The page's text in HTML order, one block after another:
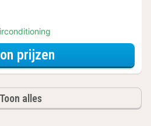
prijzenvoor Economy
Toon alles